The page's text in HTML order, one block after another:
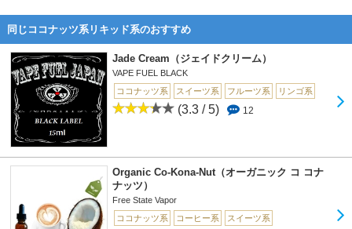
同じココナッツ系リキッド系のおすすめ
Jade Cream（ジェイドクリーム）
VAPE FUEL BLACK
ココナッツ系
スイーツ系 フルーツ系 リンゴ系
(3.3 / 5) 12
Organic Co-Kona-Nut（オーガニック コ コナ
ナッツ）
Free State Vapor
ココナッツ系
コーヒー系 スイーツ系